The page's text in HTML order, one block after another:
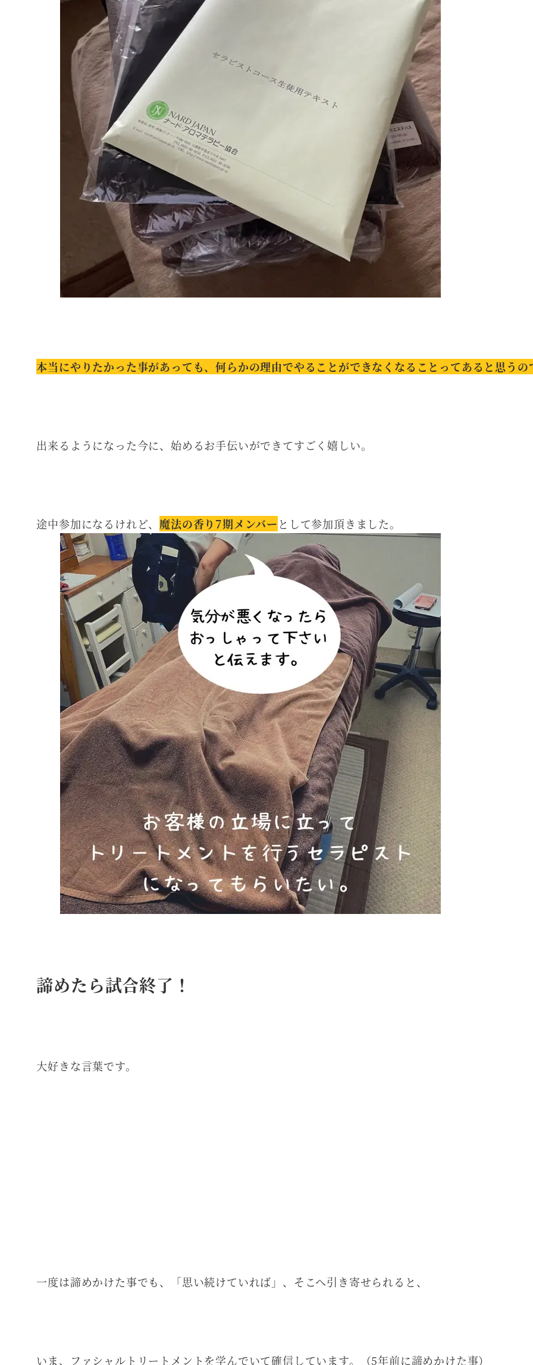
本当にやりたかった事があっても、何らかの理由でやることができなくなることってあると思うの
出来るようになった今に、始めるお手伝いができてすごく嬉しい。
途中参加になるけれど、 魔法の香り7期メンバー として参加頂きました。
諦めたら試合終了！
大好きな言葉です。
一度は諦めかけた事でも、「思い続けていれば」、そこへ引き寄せられると、
いま、ファシャルトリートメントを学んでいて確信しています。（5年前に諦めかけた事）